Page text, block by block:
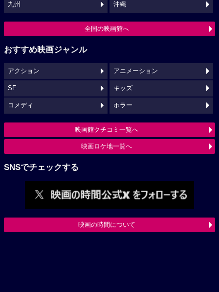
九州 沖縄
全国の映画館へ
おすすめ映画ジャンル
アクション アニメーション
SF キッズ
コメディ ホラー
映画館クチコミ一覧へ
映画ロケ地一覧へ
SNSでチェックする
映画の時間について